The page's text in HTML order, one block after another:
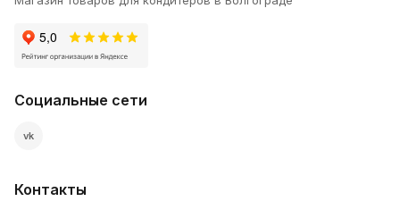
Социальные сети
vk
Контакты